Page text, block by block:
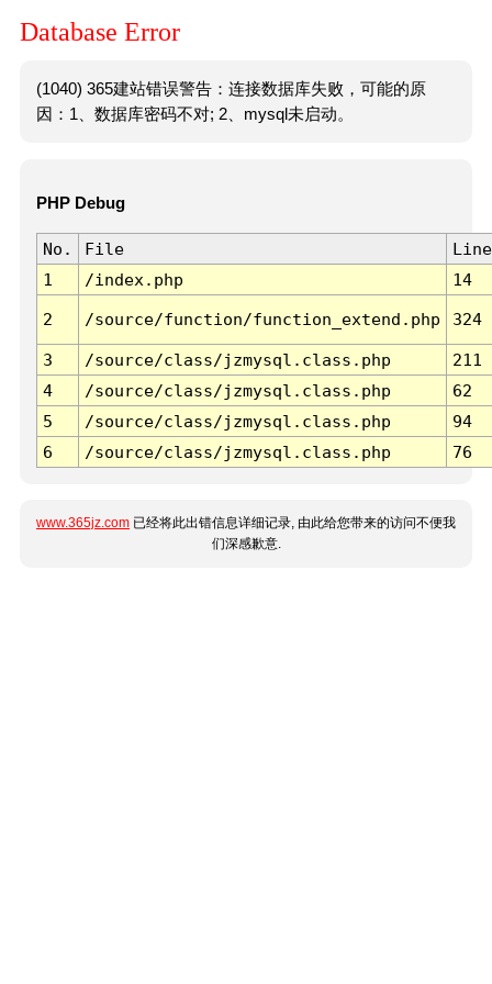
Database Error
(1040) 365建站错误警告：连接数据库失败，可能的原
因：1、数据库密码不对; 2、mysql未启动。
PHP Debug
No. File
Line
1
/index.php 14
2 /source/function/function_extend.php 324
3 /source/class/jzmysql.class.php
211
4
/source/class/jzmysql.class.php
62
5
/source/class/jzmysql.class.php
94
6
/source/class/jzmysql.class.php 76
www.365jz.com 已经将此出错信息详细记录, 由此给您带来的访问不便我
们深感歉意.